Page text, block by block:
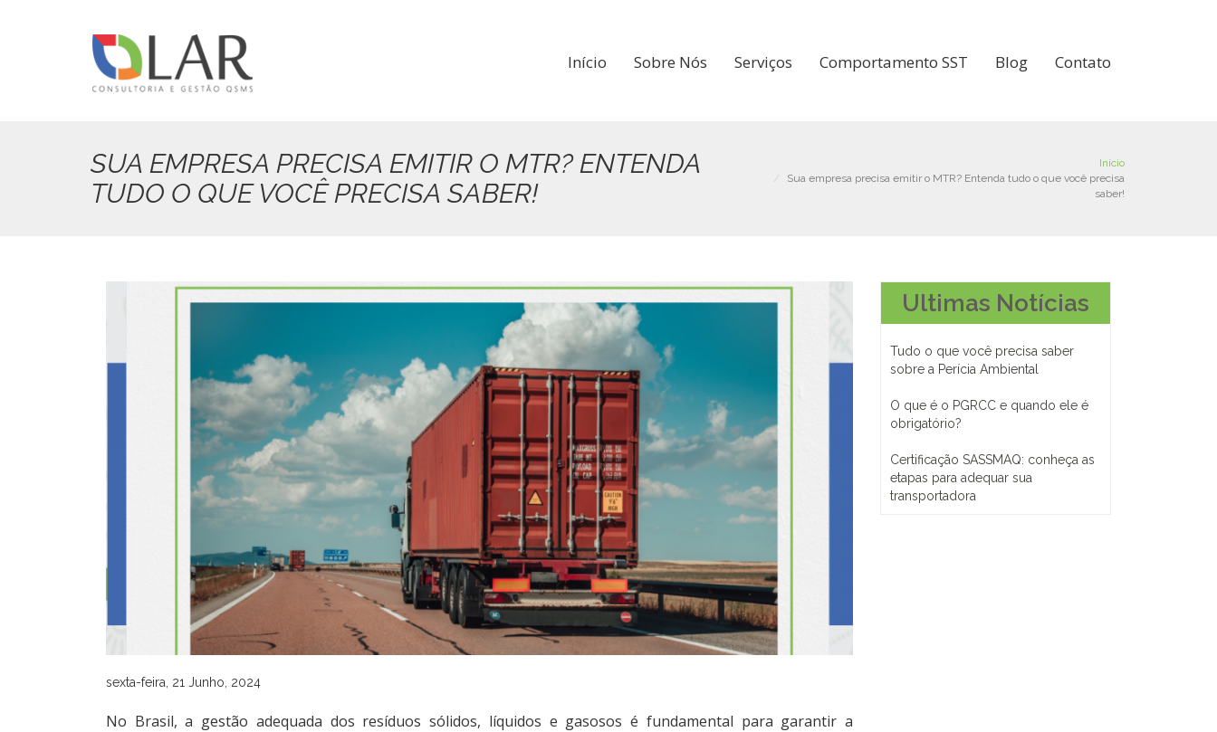
Início Sobre Nós Serviços Comportamento SST Blog Contato
SUA EMPRESA PRECISA EMITIR O MTR? ENTENDA
TUDO O QUE VOCÊ PRECISA SABER!
Início
Sua empresa precisa emitir o MTR? Entenda tudo o que você precisa
saber!
sexta-feira, 21 Junho, 2024
No Brasil, a gestão adequada dos resíduos sólidos, líquidos e gasosos é fundamental para garantir a
Ultimas Notícias
Tudo o que você precisa saber
sobre a Perícia Ambiental
O que é o PGRCC e quando ele é
obrigatório?
Certificação SASSMAQ: conheça as
etapas para adequar sua
transportadora